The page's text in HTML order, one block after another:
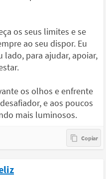
os seus limites e se
ao seu dispor. Eu
lado, para ajudar, apoiar,
os olhos e enfrente
e aos poucos
mais luminosos.